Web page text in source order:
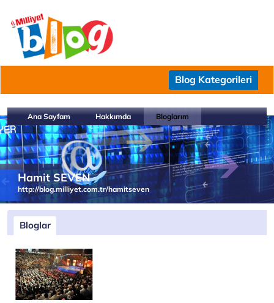
Blog Kategorileri
Ana Sayfam Hakkımda Bloglarım
Hamit SEVEN
http://blog.milliyet.com.tr/hamitseven
Bloglar